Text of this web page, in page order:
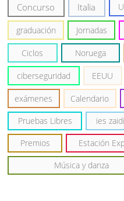
Concurso Italia
graduación Jornadas
Ciclos Noruega
ciberseguridad EEUU
exámenes Calendario
Pruebas Libres ies
Premios Estación
Música y danza